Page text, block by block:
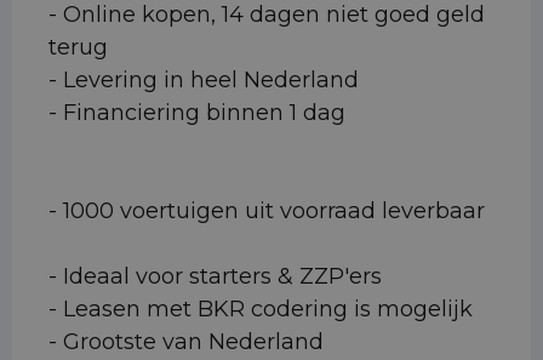
- Online kopen, 14 dagen niet goed geld
terug
- Levering in heel Nederland
- Financiering binnen 1 dag
- 1000 voertuigen uit voorraad leverbaar
- Ideaal voor starters & ZZP'ers
- Leasen met BKR codering is mogelijk
- Grootste van Nederland